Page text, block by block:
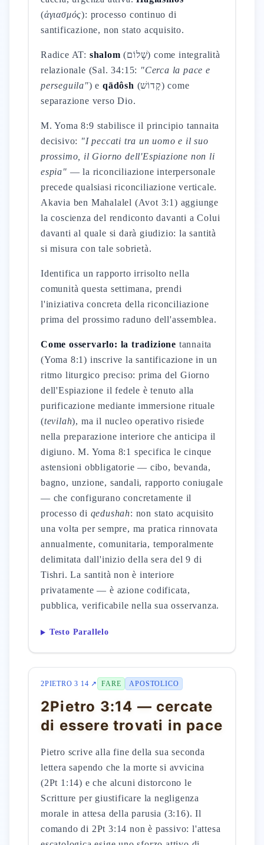
(ἁγιασμός): processo continuo di
santificazione, non stato acquisito.
Radice AT: shalom (שָׁלוֹם) come integralità
relazionale (Sal. 34:15: "Cerca la pace e
perseguila") eqādôsh (קָדוֹשׁ) come
separazione verso Dio.
M. Yoma 8:9 stabilisce il principio tannaita
decisivo: "I peccati tra un uomo e il suo
prossimo, il Giorno dell'Espiazione non li
espia" — la riconciliazione interpersonale
precede qualsiasi riconciliazione verticale.
Akavia ben Mahalalel (Avot 3:1) aggiunge
la coscienza del rendiconto davanti a Colui
davanti al quale si darà giudizio: la santità
si misura con tale sobrietà.
Identifica un rapporto irrisolto nella
comunità questa settimana, prendi
l'iniziativa concreta della riconciliazione
prima del prossimo raduno dell'assemblea.
Come osservarlo: la tradizione tannaita
(Yoma 8:1) inscrive la santificazione in un
ritmo liturgico preciso: prima del Giorno
dell'Espiazione il fedele è tenuto alla
purificazione mediante immersione rituale
(tevilah), ma il nucleo operativo risiede
nella preparazione interiore che anticipa il
digiuno. M. Yoma 8:1 specifica le cinque
astensioni obbligatorie — cibo, bevanda,
bagno, unzione, sandali, rapporto coniugale
— che configurano concretamente il
processo di qedushah: non stato acquisito
una volta per sempre, ma pratica rinnovata
annualmente, comunitaria, temporalmente
delimitata dall'inizio della sera del 9 di
Tishri. La santità non è interiore
privatamente — è azione codificata,
pubblica, verificabile nella sua osservanza.
Testo Parallelo
2PIETRO 3 14 ↗ FARE APOSTOLICO
2Pietro 3:14 — cercate
di essere trovati in pace
Pietro scrive alla fine della sua seconda
lettera sapendo che la morte si avvicina
(2Pt 1:14) e che alcuni distorcono le
Scritture per giustificare la negligenza
morale in attesa della parusia (3:16). Il
comando di 2Pt 3:14 non è passivo: l'attesa